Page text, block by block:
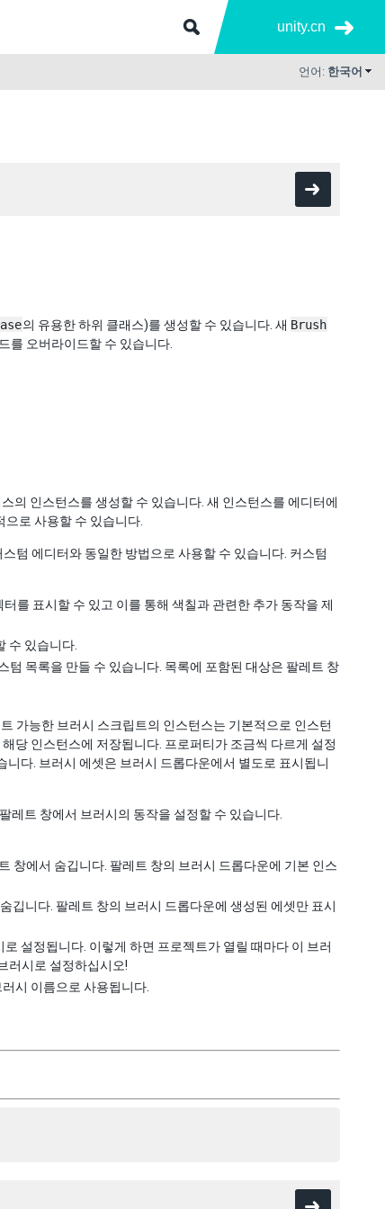
unity.cn
언어: 한국어
의 유용한 하위 클래스)를 생성할 수 있습니다. 새 Brush
를 오버라이드할 수 있습니다.
의 인스턴스를 생성할 수 있습니다. 새 인스턴스를 에디터에
로 사용할 수 있습니다.
텀 에디터와 동일한 방법으로 사용할 수 있습니다. 커스텀
를 표시할 수 있고 이를 통해 색칠과 관련한 추가 동작을 제
수 있습니다.
목록을 만들 수 있습니다. 목록에 포함된 대상은 팔레트 창
가능한 브러시 스크립트의 인스턴스는 기본적으로 인스턴
당 인스턴스에 저장됩니다. 프로퍼티가 조금씩 다르게 설정
다. 브러시 에셋은 브러시 드롭다운에서 별도로 표시됩니
레트 창에서 브러시의 동작을 설정할 수 있습니다.
창에서 숨깁니다. 팔레트 창의 브러시 드롭다운에 기본 인스
깁니다. 팔레트 창의 브러시 드롭다운에 생성된 에셋만 표시
설정됩니다. 이렇게 하면 프로젝트가 열릴 때마다 이 브러
러시로 설정하십시오!
시 이름으로 사용됩니다.